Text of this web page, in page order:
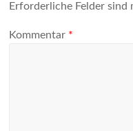
Erforderliche Felder sind
Kommentar *